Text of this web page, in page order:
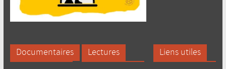
Documentaires Lectures Liens utiles